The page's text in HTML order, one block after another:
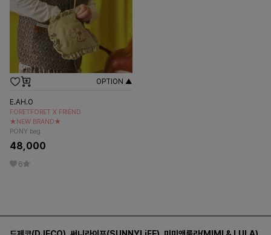
OPTION ▲
E.AH.O
FORETFORET X FRIEND
★NEW BRAND★
PONY bag
48,000
6